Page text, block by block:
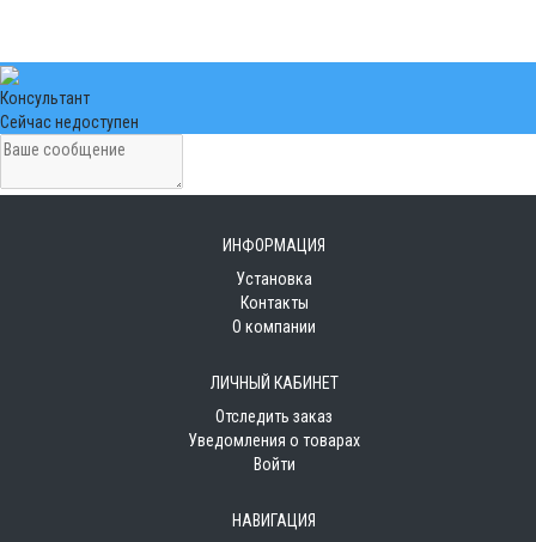
Консультант
Сейчас недоступен
ИНФОРМАЦИЯ
Установка
Контакты
О компании
ЛИЧНЫЙ КАБИНЕТ
Отследить заказ
Уведомления о товарах
Войти
НАВИГАЦИЯ